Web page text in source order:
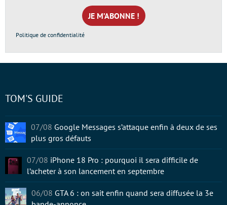
mail
*
Politique de confidentialité
TOM'S GUIDE
07/08 Google Messages s’attaque enfin à deux de ses
plus gros défauts
07/08 iPhone 18 Pro : pourquoi il sera difficile de
l’acheter à son lancement en septembre
06/08 GTA 6 : on sait enfin quand sera diffusée la 3e